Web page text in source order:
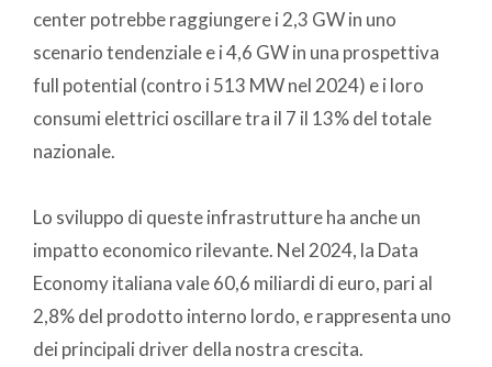
center potrebbe raggiungere i 2,3 GW in uno
scenario tendenziale e i 4,6 GW in una prospettiva
full potential (contro i 513 MW nel 2024) e i loro
consumi elettrici oscillare tra il 7 il 13% del totale
nazionale.
Lo sviluppo di queste infrastrutture ha anche un
impatto economico rilevante. Nel 2024, la Data
Economy italiana vale 60,6 miliardi di euro, pari al
2,8% del prodotto interno lordo, e rappresenta uno
dei principali driver della nostra crescita.